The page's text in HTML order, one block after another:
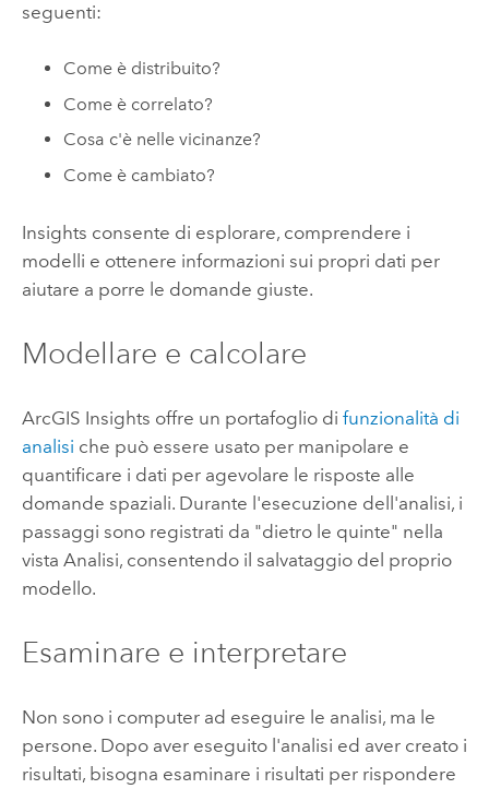
seguenti:
Come è distribuito?
Come è correlato?
Cosa c'è nelle vicinanze?
Come è cambiato?
Insights consente di esplorare, comprendere i
modelli e ottenere informazioni sui propri dati per
aiutare a porre le domande giuste.
Modellare e calcolare
ArcGIS Insights offre un portafoglio di funzionalità di
analisi che può essere usato per manipolare e
quantificare i dati per agevolare le risposte alle
domande spaziali. Durante l'esecuzione dell'analisi, i
passaggi sono registrati da "dietro le quinte" nella
vista Analisi, consentendo il salvataggio del proprio
modello.
Esaminare e interpretare
Non sono i computer ad eseguire le analisi, ma le
persone. Dopo aver eseguito l'analisi ed aver creato i
risultati, bisogna esaminare i risultati per rispondere